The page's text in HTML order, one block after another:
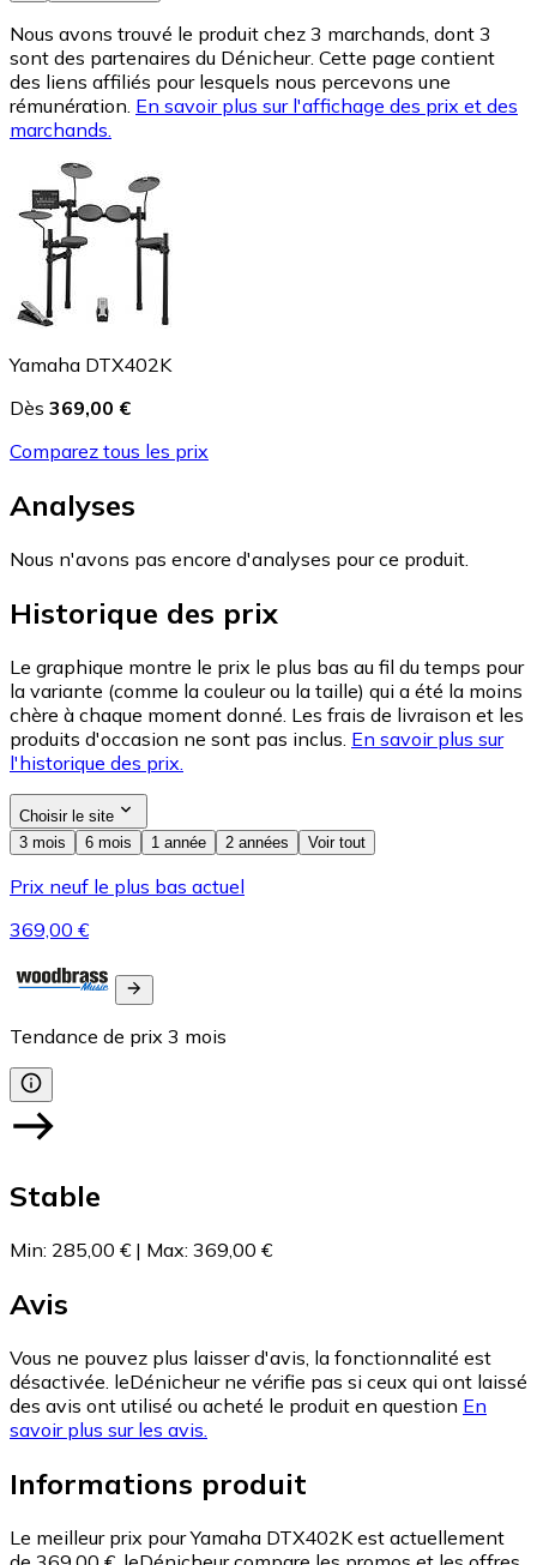
Nous avons trouvé le produit chez 3 marchands, dont 3
sont des partenaires du Dénicheur. Cette page contient
des liens affiliés pour lesquels nous percevons une
rémunération. En savoir plus sur l'affichage des prix et des
marchands.
Yamaha DTX402K
Dès 369,00 €
Comparez tous les prix
Analyses
Nous n'avons pas encore d'analyses pour ce produit.
Historique des prix
Le graphique montre le prix le plus bas au fil du temps pour
la variante (comme la couleur ou la taille) qui a été la moins
chère à chaque moment donné. Les frais de livraison et les
produits d'occasion ne sont pas inclus. En savoir plus sur
l'historique des prix.
Choisir le site
3 mois
6 mois 1 année 2 années Voir tout
Prix neuf le plus bas actuel
369,00 €
Tendance de prix 3 mois
Stable
Min: 285,00 € | Max: 369,00 €
Avis
Vous ne pouvez plus laisser d'avis, la fonctionnalité est
désactivée. leDénicheur ne vérifie pas si ceux qui ont laissé
des avis ont utilisé ou acheté le produit en question En
savoir plus sur les avis.
Informations produit
Le meilleur prix pour Yamaha DTX402K est actuellement